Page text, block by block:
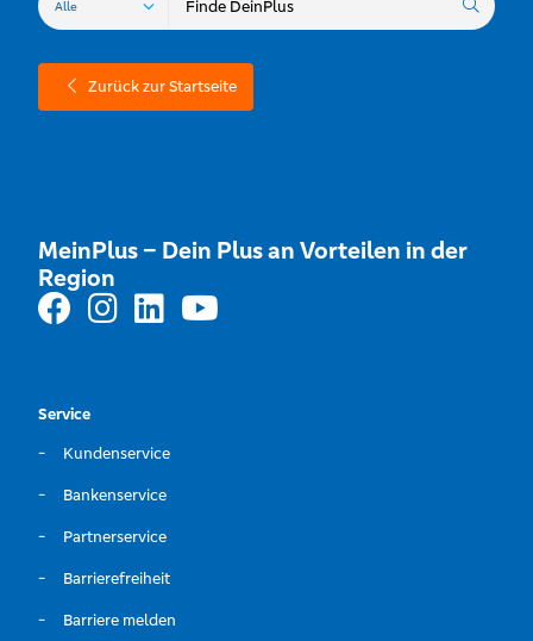
Zurück zur Startseite
MeinPlus – Dein Plus an Vorteilen in der
Region
Service
Kundenservice
Bankenservice
Partnerservice
Barrierefreiheit
Barriere melden